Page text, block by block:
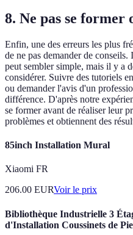
8. Ne pas se former
Enfin, une des erreurs les plus
de ne pas demander de
peut sembler simple, mais il y a
considérer. Suivre des tutoriels
ou demander l'avis d'un
différence. D'après notre
se former avant de réaliser leur
problèmes et obtiennent des
85inch Installation Mural
Xiaomi FR
206.00 EURVoir le prix
Bibliothèque Industrielle 3
d'Installation Coussinets de